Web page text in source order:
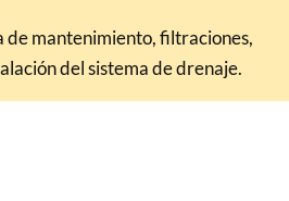
de mantenimiento, filtraciones,
del sistema de drenaje.